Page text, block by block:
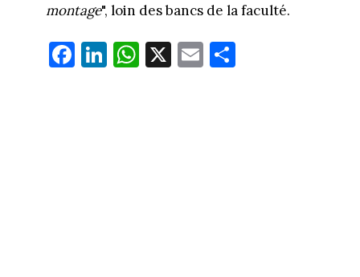
montage", loin des bancs de la faculté.
Fa
ce
Li
nk
W
ha
X E
m
Pa